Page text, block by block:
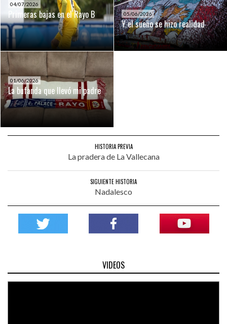
04/07/2026
Primeras bajas en el Rayo B 05/06/2026
Y el sueño se hizo realidad
01/06/2026
La bufanda que llevó mi padre
HISTORIA PREVIA
La pradera de La Vallecana
SIGUIENTE HISTORIA
Nadalesco
VIDEOS